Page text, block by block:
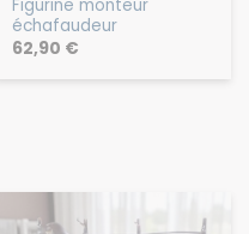
Figurine monteur
échafaudeur
62,90 €